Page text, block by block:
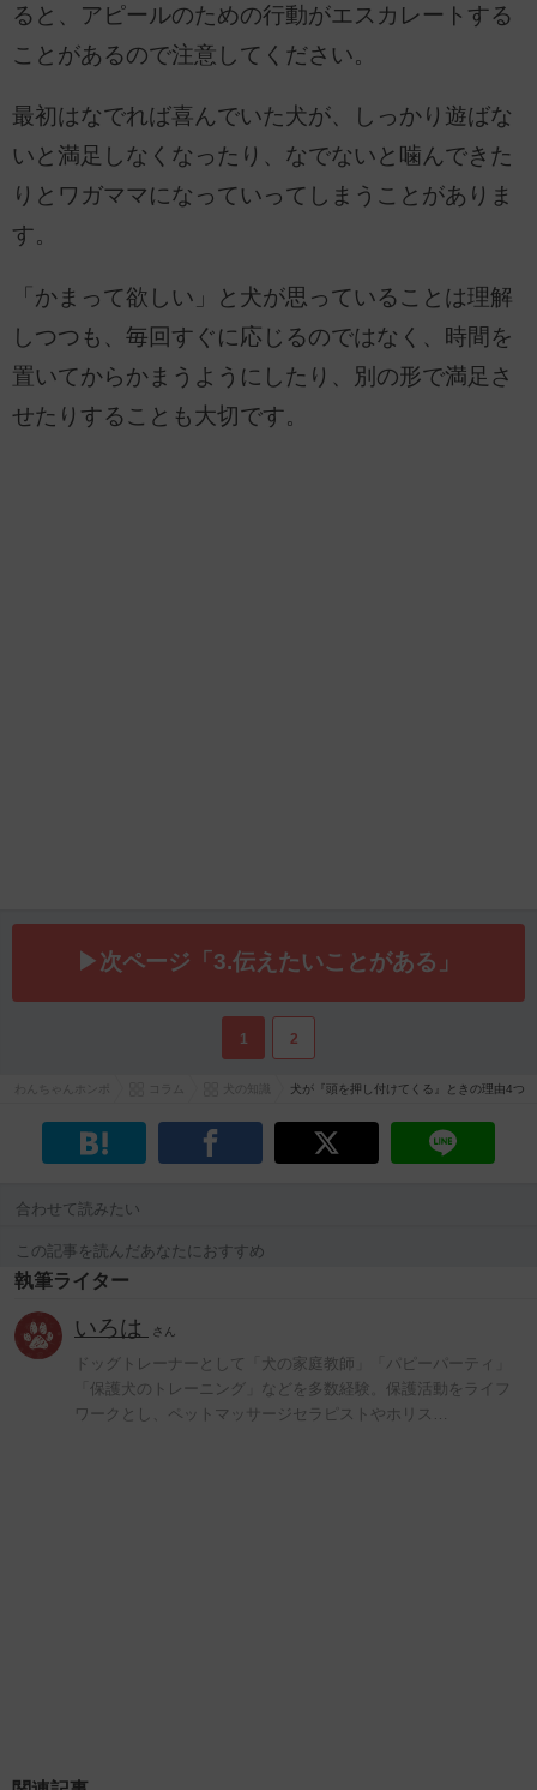
ると、アピールのための行動がエスカレートする
ことがあるので注意してください。
最初はなでれば喜んでいた犬が、しっかり遊ばな
いと満足しなくなったり、なでないと噛んできた
りとワガママになっていってしまうことがありま
す。
「かまって欲しい」と犬が思っていることは理解
しつつも、毎回すぐに応じるのではなく、時間を
置いてからかまうようにしたり、別の形で満足さ
せたりすることも大切です。
▶次ページ「3.伝えたいことがある」
1 2
犬が『頭を押し付けてくる』ときの理由4
合わせて読みたい
この記事を読んだあなたにおすすめ
執筆ライター
いろは さん
ドッグトレーナーとして「犬の家庭教師」「パピーパーティ」
「保護犬のトレーニング」などを多数経験。保護活動をライフ
ワークとし、ペットマッサージセラピストやホリス…